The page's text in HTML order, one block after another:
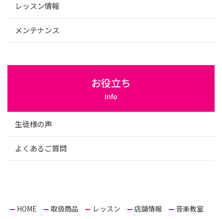
レッスン情報
メンテナンス
お役立ち
Info
生徒様の声
よくあるご質問
HOME 取扱商品 レッスン 店舗情報
音楽教室